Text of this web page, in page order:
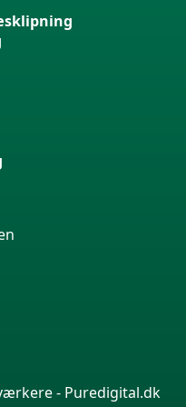
- Puredigital.dk